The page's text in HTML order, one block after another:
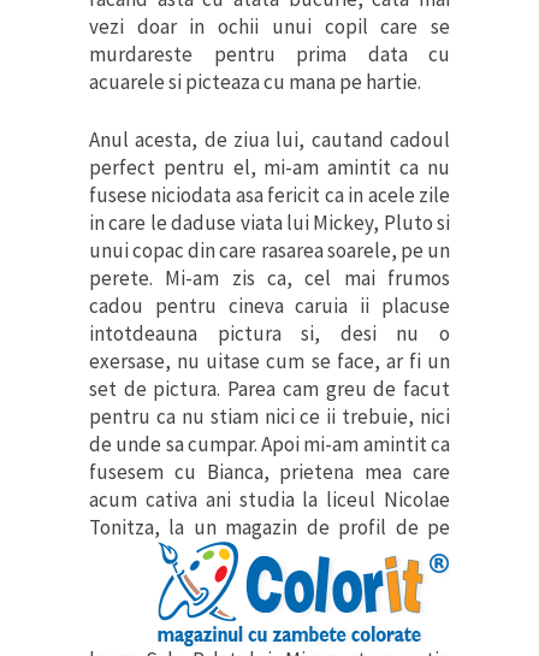
vezi doar in ochii unui copil care se
murdareste pentru prima data cu
acuarele si picteaza cu mana pe hartie.
Anul acesta, de ziua lui, cautand cadoul
perfect pentru el, mi-am amintit ca nu
fusese niciodata asa fericit ca in acele zile
in care le daduse viata lui Mickey, Pluto si
unui copac din care rasarea soarele, pe un
perete. Mi-am zis ca, cel mai frumos
cadou pentru cineva caruia ii placuse
intotdeauna pictura si, desi nu o
exersase, nu uitase cum se face, ar fi un
set de pictura. Parea cam greu de facut
pentru ca nu stiam nici ce ii trebuie, nici
de unde sa cumpar. Apoi mi-am amintit ca
fusesem cu Bianca, prietena mea care
acum cativa ani studia la liceul Nicolae
Tonitza, la unmagazin de profil de pe